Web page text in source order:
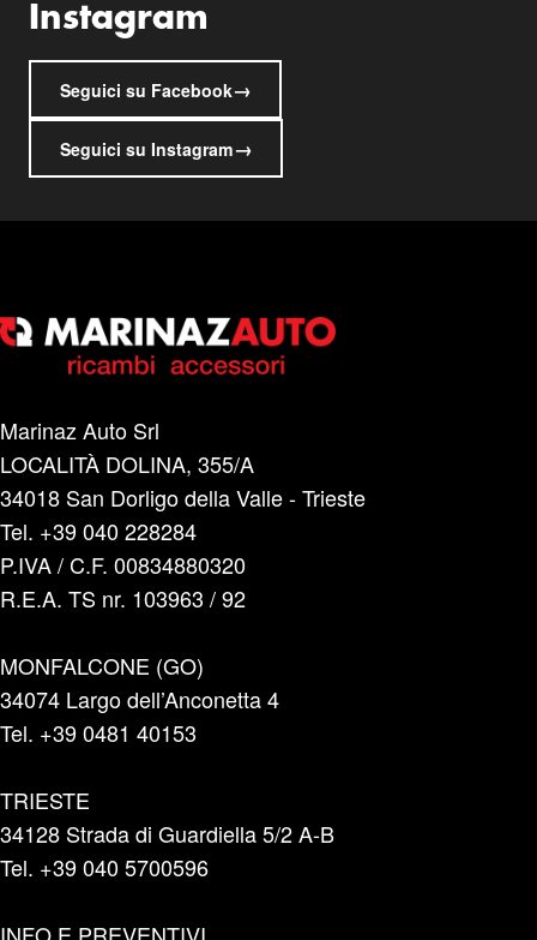
Instagram
Seguici su Facebook→
Seguici su Instagram→
Marinaz Auto Srl
LOCALITÀ DOLINA, 355/A
34018 San Dorligo della Valle - Trieste
Tel. +39 040 228284
P.IVA / C.F. 00834880320
R.E.A. TS nr. 103963 / 92
MONFALCONE (GO)
34074 Largo dell’Anconetta 4
Tel. +39 0481 40153
TRIESTE
34128 Strada di Guardiella 5/2 A-B
Tel. +39 040 5700596